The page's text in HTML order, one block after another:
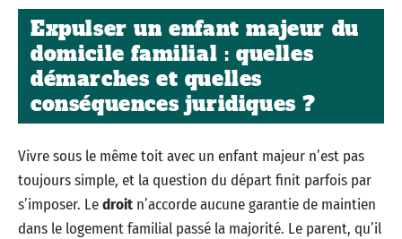
Expulser un enfant majeur du
domicile familial : quelles
démarches et quelles
conséquences juridiques ?
Vivre sous le même toit avec un enfant majeur n’est pas
toujours simple, et la question du départ finit parfois par
s’imposer. Ledroit n’accorde aucune garantie de maintien
dans le logement familial passé la majorité. Le parent, qu’il